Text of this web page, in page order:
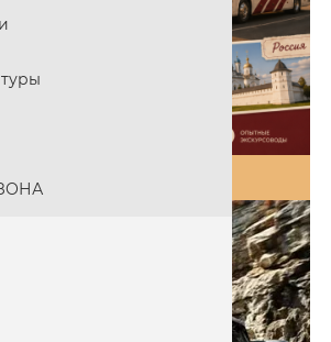
ГРАФИК ТУРОВ
Шрифт:
Times